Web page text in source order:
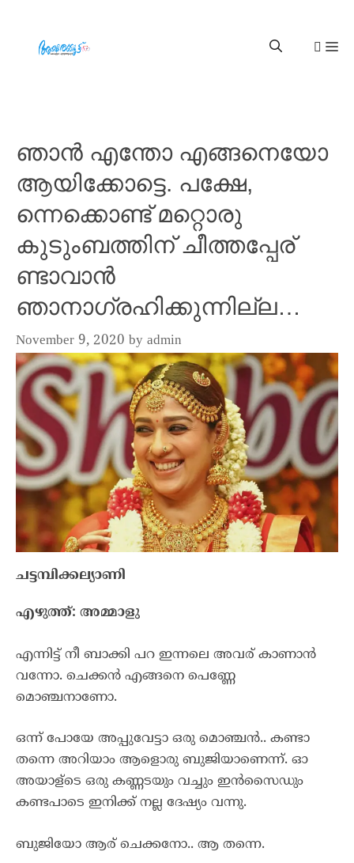
ഞാൻ എന്തോ എങ്ങനെയോ
ആയിക്കോട്ടെ. പക്ഷേ,
ന്നെക്കൊണ്ട് മറ്റൊരു
കുടുംബത്തിന് ചീത്തപ്പേര്
ണ്ടാവാൻ
ഞാനാഗ്രഹിക്കുന്നില്ല…
November 9, 2020 by admin
ചട്ടമ്പിക്കല്യാണി
എഴുത്ത്: അമ്മാളു
എന്നിട്ട് നീ ബാക്കി പറ ഇന്നലെ അവര് കാണാൻ
വന്നോ. ചെക്കൻ എങ്ങനെ പെണ്ണേ
മൊഞ്ചനാണോ.
ഒന്ന് പോയേ അപ്പുവേട്ടാ ഒരു മൊഞ്ചൻ.. കണ്ടാ
തന്നെ അറിയാം ആളൊരു ബുജിയാണെന്ന്. ഓ
അയാള്ടെ ഒരു കണ്ണടയും വച്ചും ഇൻസൈഡും
കണ്ടപാടെ ഇനിക്ക് നല്ല ദേഷ്യം വന്നു.
ബുജിയോ ആര് ചെക്കനോ.. ആ തന്നെ.